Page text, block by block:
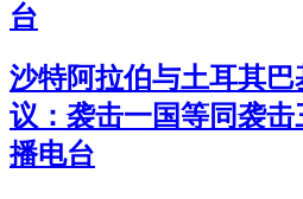
台
沙特阿拉伯与土耳其
议：袭击一国等同袭
播电台